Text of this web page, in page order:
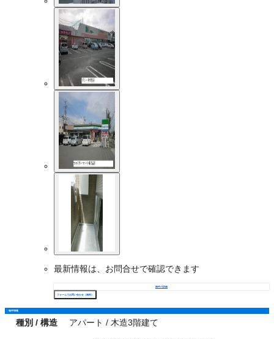
最新情報は、お問合せで確認できます
物件の詳細
フォームでお問い合わせ（無料）
物件情報
種別 / 構造 アパート / 木造3階建て